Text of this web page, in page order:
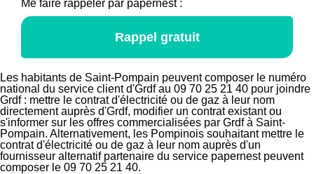
Me faire rappeler par papernest :
Rappel gratuit
Les habitants de Saint-Pompain peuvent composer le numéro
national du service client d'Grdf au 09 70 25 21 40 pour joindre
Grdf : mettre le contrat d'électricité ou de gaz à leur nom
directement auprès d'Grdf, modifier un contrat existant ou
s'informer sur les offres commercialisées par Grdf à Saint-
Pompain. Alternativement, les Pompinois souhaitant mettre le
contrat d'électricité ou de gaz à leur nom auprès d'un
fournisseur alternatif partenaire du service papernest peuvent
composer le 09 70 25 21 40.